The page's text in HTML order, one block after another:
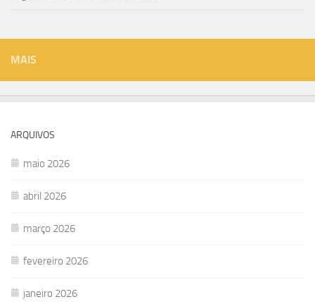
MAIS
ARQUIVOS
maio 2026
abril 2026
março 2026
fevereiro 2026
janeiro 2026